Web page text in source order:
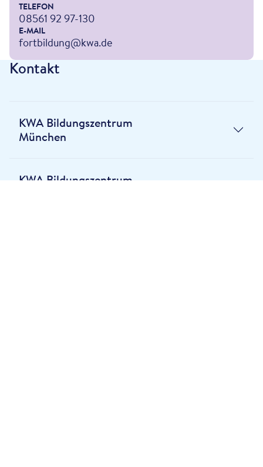
TELEFON
08561 92 97-130
E-MAIL
fortbildung@kwa.de
Kontakt
KWA Bildungszentrum
München
KWA Bildungszentrum